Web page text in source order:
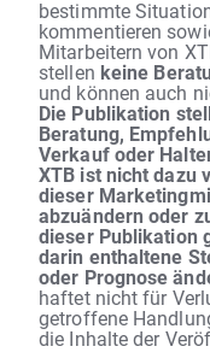
bestimmte
kommentieren
Mitarbeitern von
stellen keine
und können auch
Die Publikation
Beratung,
Verkauf oder
XTB ist nicht dazu
dieser
abzuändern oder
dieser Publikation
darin enthaltene
oder Prognose
haftet nicht für
getroffene
die Inhalte der